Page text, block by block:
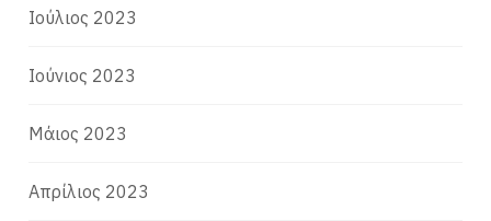
Ιούλιος 2023
Ιούνιος 2023
Μάιος 2023
Απρίλιος 2023